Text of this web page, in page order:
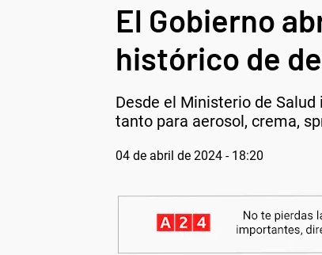
El Gobierno
histórico de
Desde el Ministerio de
tanto para aerosol, crema,
04 de abril de 2024 - 18:20